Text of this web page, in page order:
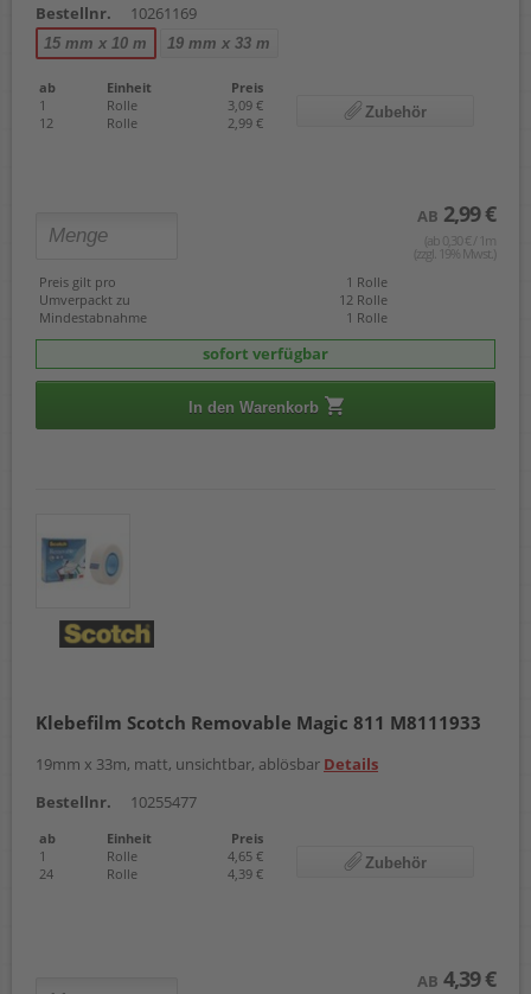
Bestellnr.
10261169
15 mm x 10 m 19 mm x 33 m
ab Einheit
Preis
1
Rolle
3,09 €
12
Rolle 2,99 €
Zubehör
AB 2,99 €
(ab 0,30 € / 1m
(zzgl. 19% Mwst.)
Preis gilt pro
1 Rolle
Umverpackt zu
12 Rolle
Mindestabnahme
1 Rolle
sofort verfügbar
In den Warenkorb
Klebefilm Scotch Removable Magic 811 M8111933
19mm x 33m, matt, unsichtbar, ablösbar Details
Bestellnr.
10255477
ab Einheit
Preis
1
Rolle
4,65 €
24
Rolle 4,39 €
Zubehör
AB 4,39 €